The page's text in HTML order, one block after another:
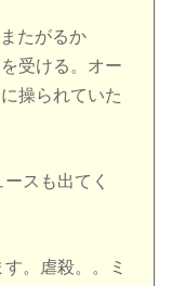
たがるか
受ける。オー
操られていた
スも出てく
。虐殺。。ミ